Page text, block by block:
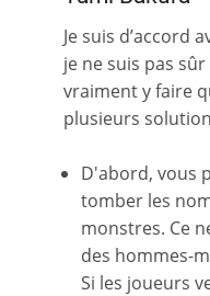
Je suis d’accord
je ne suis pas
vraiment y faire
plusieurs
D'abord, vous
tomber les
monstres. Ce
des hommes-
Si les joueurs